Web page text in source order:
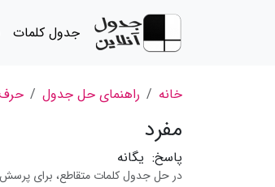
جدول کلمات
خانه راهنمای حل جدول
مفرد
پاسخ: یگانه
در حل جدول کلمات متقاطع، برای پرسش